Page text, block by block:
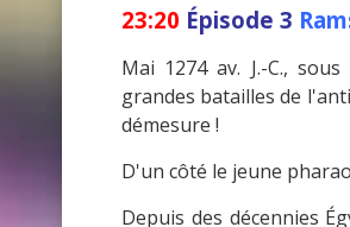
23:20 Épisode 3
Mai 1274 av. J.-C.,
grandes batailles de
démesure !
D'un côté le jeune
Depuis des décennies